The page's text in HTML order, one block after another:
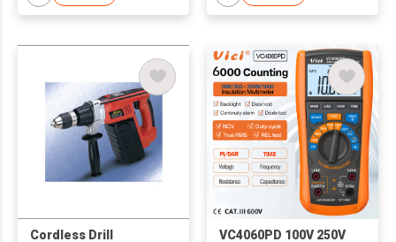
Cordless Drill
VC4060PD 100V 250V